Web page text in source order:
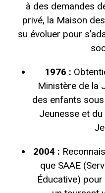
à des demandes
privé, la Maison
su évoluer pour
1976 :
Ministère de la
des enfants
Jeunesse et du
2004 :
que SAAE
Éducative)